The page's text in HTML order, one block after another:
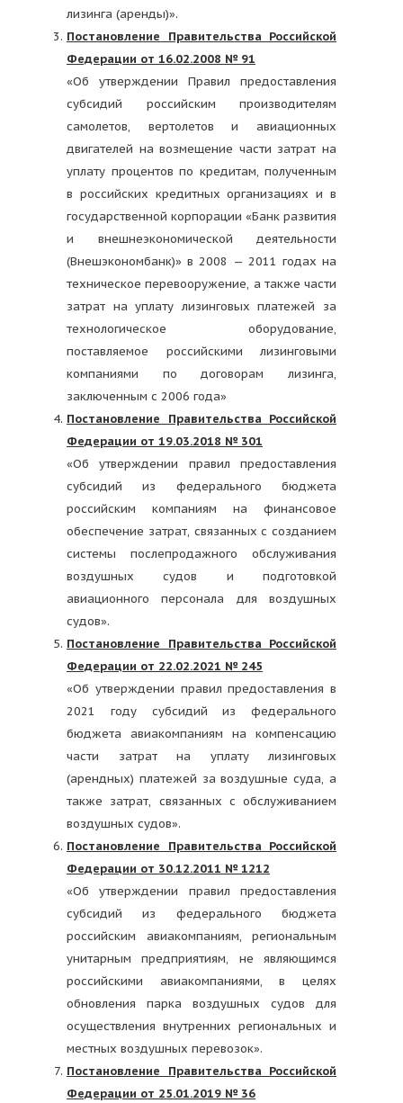
лизинга (аренды)».
Постановление Правительства Российской
Федерации от 16.02.2008 № 91
«Об утверждении Правил предоставления
субсидий российским производителям
самолетов, вертолетов и авиационных
двигателей на возмещение части затрат на
уплату процентов по кредитам, полученным
в российских кредитных организациях и в
государственной корпорации «Банк развития
и внешнеэкономической деятельности
(Внешэкономбанк)» в 2008 — 2011 годах на
техническое перевооружение, а также части
затрат на уплату лизинговых платежей за
технологическое оборудование,
поставляемое российскими лизинговыми
компаниями по договорам лизинга,
заключенным с 2006 года»
Постановление Правительства Российской
Федерации от 19.03.2018 № 301
«Об утверждении правил предоставления
субсидий из федерального бюджета
российским компаниям на финансовое
обеспечение затрат, связанных с созданием
системы послепродажного обслуживания
воздушных судов и подготовкой
авиационного персонала для воздушных
судов».
Постановление Правительства Российской
Федерации от 22.02.2021 № 245
«Об утверждении правил предоставления в
2021 году субсидий из федерального
бюджета авиакомпаниям на компенсацию
части затрат на уплату лизинговых
(арендных) платежей за воздушные суда, а
также затрат, связанных с обслуживанием
воздушных судов».
Постановление Правительства Российской
Федерации от 30.12.2011 № 1212
«Об утверждении правил предоставления
субсидий из федерального бюджета
российским авиакомпаниям, региональным
унитарным предприятиям, не являющимся
российскими авиакомпаниями, в целях
обновления парка воздушных судов для
осуществления внутренних региональных и
местных воздушных перевозок».
Постановление Правительства Российской
Федерации от 25.01.2019 № 36